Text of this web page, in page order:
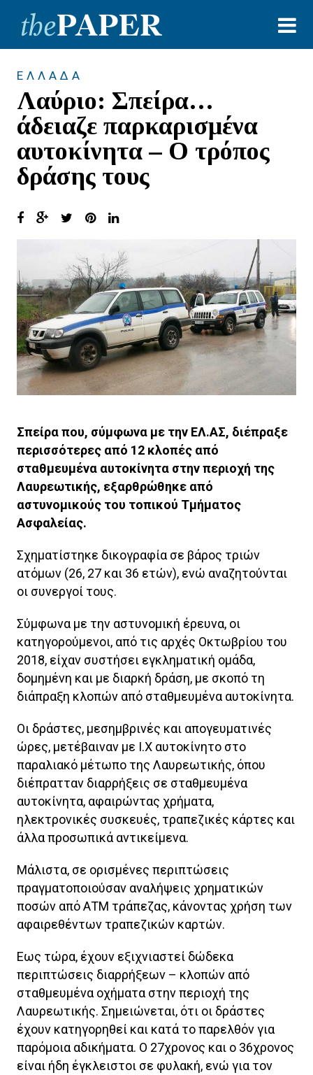
ΕΛΛΑΔΑ
Λαύριο: Σπείρα…
άδειαζε παρκαρισμένα
αυτοκίνητα – Ο τρόπος
δράσης τους
Σπείρα που, σύμφωνα με την ΕΛ.ΑΣ, διέπραξε
περισσότερες από 12 κλοπές από
σταθμευμένα αυτοκίνητα στην περιοχή της
Λαυρεωτικής, εξαρθρώθηκε από
αστυνομικούς του τοπικού Τμήματος
Ασφαλείας.
Σχηματίστηκε δικογραφία σε βάρος τριών
ατόμων (26, 27 και 36 ετών), ενώ αναζητούνται
οι συνεργοί τους.
Σύμφωνα με την αστυνομική έρευνα, οι
κατηγορούμενοι, από τις αρχές Οκτωβρίου του
2018, είχαν συστήσει εγκληματική ομάδα,
δομημένη και με διαρκή δράση, με σκοπό τη
διάπραξη κλοπών από σταθμευμένα αυτοκίνητα.
Οι δράστες, μεσημβρινές και απογευματινές
ώρες, μετέβαιναν με Ι.Χ αυτοκίνητο στο
παραλιακό μέτωπο της Λαυρεωτικής, όπου
διέπρατταν διαρρήξεις σε σταθμευμένα
αυτοκίνητα, αφαιρώντας χρήματα,
ηλεκτρονικές συσκευές, τραπεζικές κάρτες και
άλλα προσωπικά αντικείμενα.
Μάλιστα, σε ορισμένες περιπτώσεις
πραγματοποιούσαν αναλήψεις χρηματικών
ποσών από ΑΤΜ τράπεζας, κάνοντας χρήση των
αφαιρεθέντων τραπεζικών καρτών.
Εως τώρα, έχουν εξιχνιαστεί δώδεκα
περιπτώσεις διαρρήξεων – κλοπών από
σταθμευμένα οχήματα στην περιοχή της
Λαυρεωτικής. Σημειώνεται, ότι οι δράστες
έχουν κατηγορηθεί και κατά το παρελθόν για
παρόμοια αδικήματα. Ο 27χρονος και ο 36χρονος
είναι ήδη έγκλειστοι σε φυλακή, ενώ για τον